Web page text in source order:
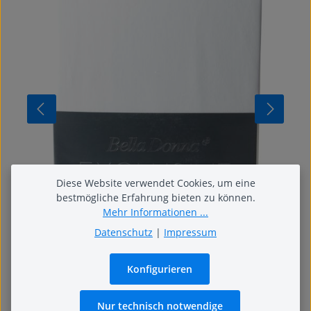
Bella Donna Exclusiv
Bella Donna Exklusiv – kompromisslos gut.
Hochwertiges Jersey-Spannbetttuch veredelt mit Aloe
Diese Website verwendet Cookies, um eine
bestmögliche Erfahrung bieten zu können.
Mehr Informationen ...
Datenschutz | Impressum
Nur technisch notwendige
Konfigurieren